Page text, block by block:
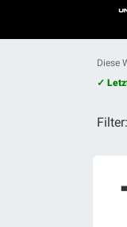
Diese
✓
Filter: